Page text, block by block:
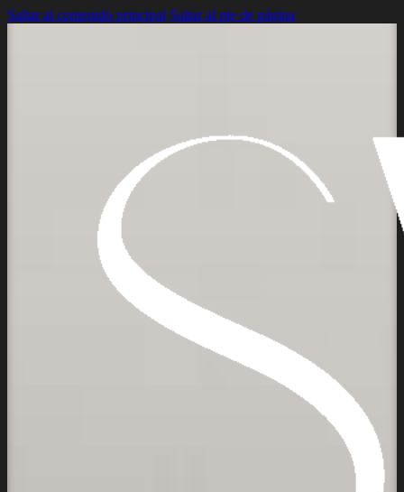
Saltar al contenido principal Saltar al pie de página